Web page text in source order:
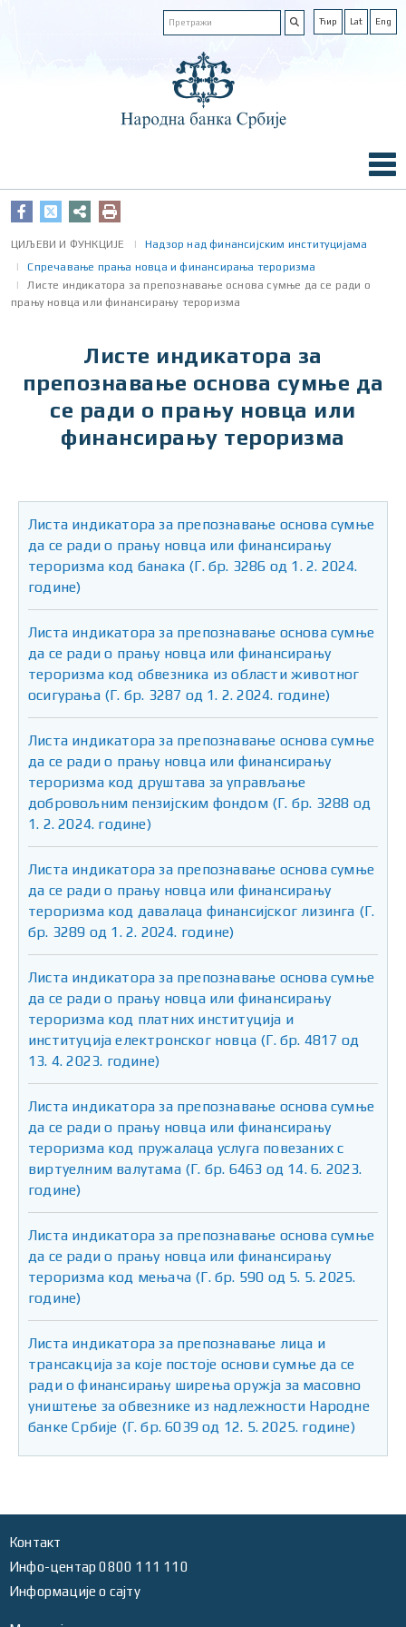
Ћир Lat Eng
ЦИЉЕВИ И ФУНКЦИЈЕ
Надзор над финансијским институцијама
Спречавање прања новца и финансирања тероризма
Листе индикатора за препознавање основа сумње да се ради о
прању новца или финансирању тероризма
Листе индикатора за
препознавање основа сумње да
се ради о прању новца или
финансирању тероризма
Листа индикатора за препознавање основа сумње
да се ради о прању новца или финансирању
тероризма код банака (Г. бр. 3286 од 1. 2. 2024.
године)
Листа индикатора за препознавање основа сумње
да се ради о прању новца или финансирању
тероризма код обвезника из области животног
осигурања (Г. бр. 3287 од 1. 2. 2024. године)
Листа индикатора за препознавање основа сумње
да се ради о прању новца или финансирању
тероризма код друштaва за управљање
добровољним пензијским фондом (Г. бр. 3288 од
1. 2. 2024. године)
Листа индикатора за препознавање основа сумње
да се ради о прању новца или финансирању
тероризма код давалаца финансијског лизинга (Г.
бр. 3289 од 1. 2. 2024. године)
Листа индикатора за препознавање основа сумње
да се ради о прању новца или финансирању
тероризма код платних институција и
институција електронског новца (Г. бр. 4817 од
13. 4. 2023. године)
Листа индикатора за препознавање основа сумње
да се ради о прању новца или финансирању
тероризма код пружалаца услуга повезаних с
виртуелним валутама (Г. бр. 6463 од 14. 6. 2023.
године)
Листа индикатора за препознавање основа сумње
да се ради о прању новца или финансирању
тероризма код мењача (Г. бр. 590 од 5. 5. 2025.
године)
Листа индикатора за препознавање лица и
трансакција за које постоје основи сумње да се
ради о финансирању ширења оружја за масовно
уништење за обвезнике из надлежности Народне
банке Србије (Г. бр. 6039 од 12. 5. 2025. године)
Контакт
Инфо-центар 0800 111 110
Информације о сајту